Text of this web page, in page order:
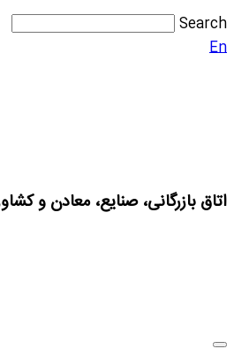
Search
En
اتاق بازرگانی، صنایع، معادن و